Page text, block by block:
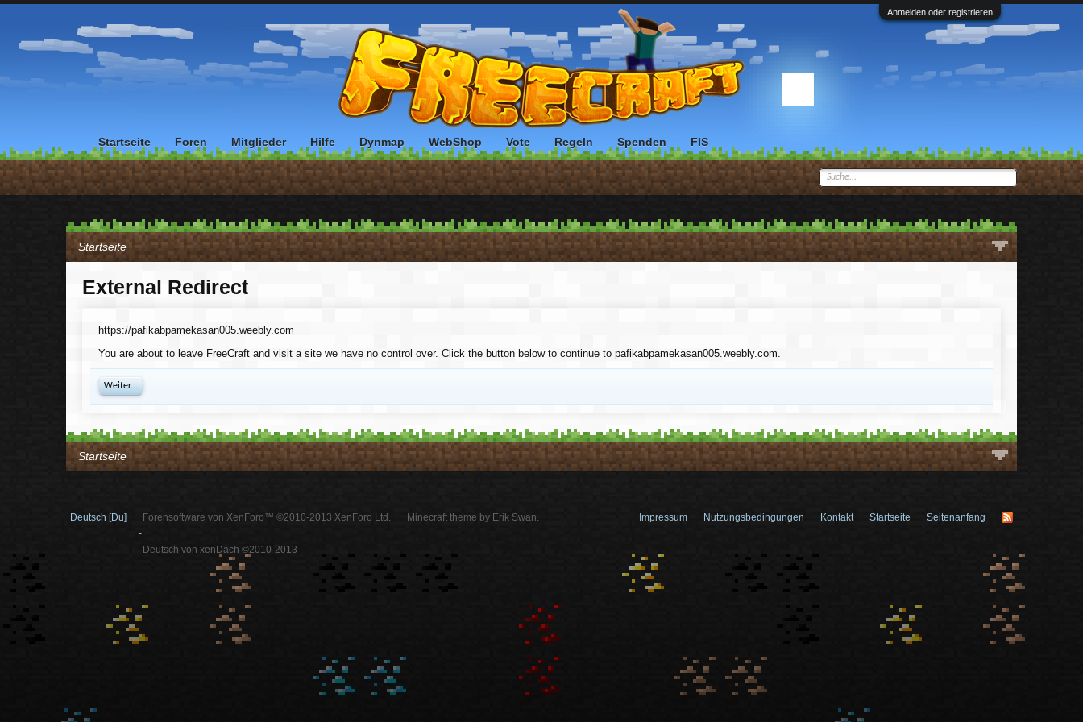
Anmelden oder registrieren
Startseite
External Redirect
https://pafikabpamekasan005.weebly.com
You are about to leave FreeCraft and visit a site we have no control over. Click the button below to continue to pafikabpamekasan005.weebly.com.
Weiter...
Startseite
Startseite Foren Mitglieder Hilfe Dynmap WebShop Vote Regeln Spenden FIS
Deutsch [Du]
Forensoftware von XenForo™ ©2010-2013 XenForo Ltd.
-
Deutsch von xenDach ©2010-2013
Minecraft theme by Erik Swan. Impressum Nutzungsbedingungen Kontakt Startseite Seitenanfang